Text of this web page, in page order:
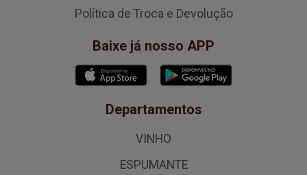
Política de Troca e Devolução
Baixe já nosso APP
Departamentos
VINHO
ESPUMANTE